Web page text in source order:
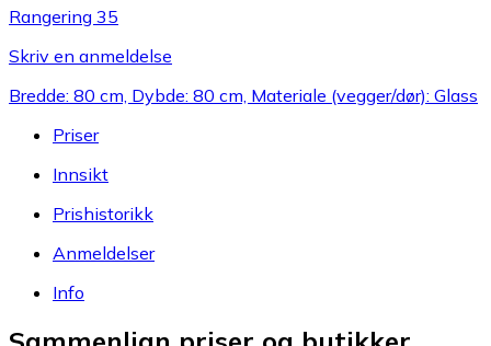
Rangering 35
Skriv en anmeldelse
Bredde: 80 cm, Dybde: 80 cm, Materiale (vegger/dør): Glass
Priser
Innsikt
Prishistorikk
Anmeldelser
Info